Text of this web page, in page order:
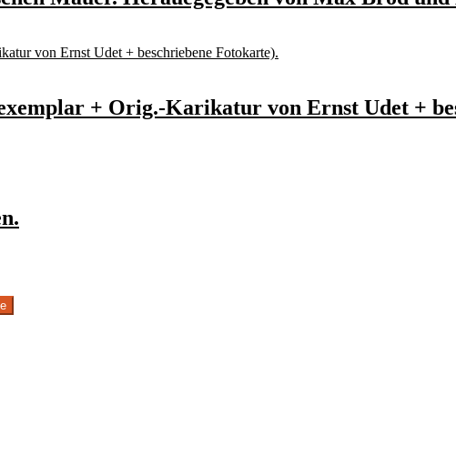
+ Orig.-Karikatur von Ernst Udet +